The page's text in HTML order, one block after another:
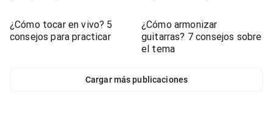
¿Cómo tocar en vivo? 5
consejos para practicar
¿Cómo armonizar
guitarras? 7 consejos sobre
el tema
Cargar más publicaciones